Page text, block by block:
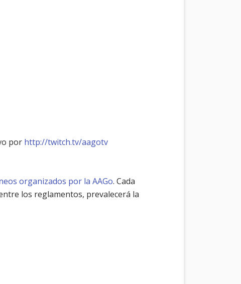
por http://twitch.tv/aagotv
organizados por la AAGo. Cada
los reglamentos, prevalecerá la